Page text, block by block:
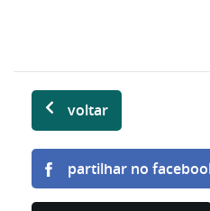
voltar
partilhar no